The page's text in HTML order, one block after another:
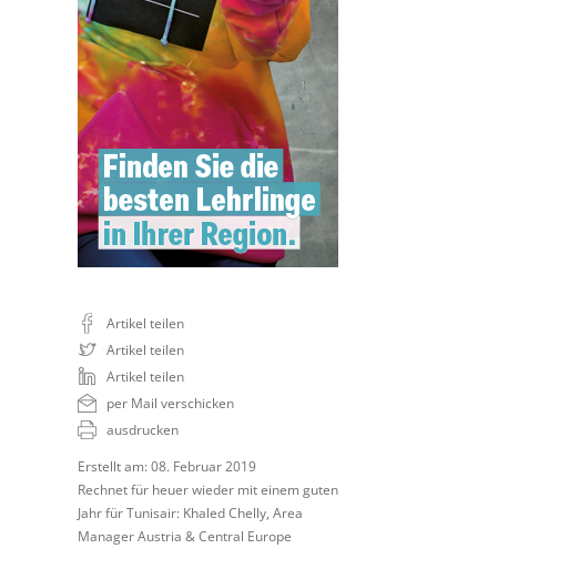
Artikel teilen
Artikel teilen
Artikel teilen
per Mail verschicken
ausdrucken
Erstellt am: 08. Februar 2019
Rechnet für heuer wieder mit einem guten
Jahr für Tunisair: Khaled Chelly, Area
Manager Austria & Central Europe